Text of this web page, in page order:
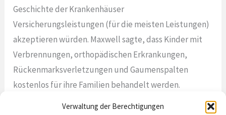
Verwaltung der Berechtigungen
Geschichte der Krankenhäuser
Versicherungsleistungen (für die meisten Leistungen)
akzeptieren würden. Maxwell sagte, dass Kinder mit
Verbrennungen, orthopädischen Erkrankungen,
Rückenmarksverletzungen und Gaumenspalten
kostenlos für ihre Familien behandelt werden.
Im Mai 2015 wurde das Shriners Hospitals for Children